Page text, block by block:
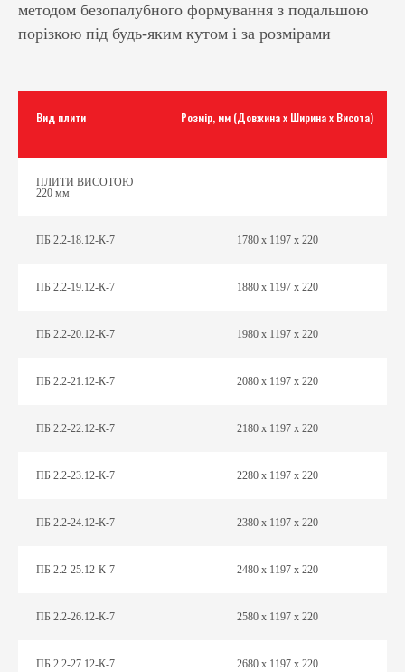
методом безопалубного формування з подальшою
порізкою під будь-яким кутом і за розмірами
Вид плити Розмір, мм (Довжина х Ширина х Висота)
ПЛИТИ ВИСОТОЮ
220 мм
ПБ 2.2-18.12-К-7 1780 х 1197 х 220
ПБ 2.2-19.12-К-7 1880 х 1197 х 220
ПБ 2.2-20.12-К-7 1980 х 1197 х 220
ПБ 2.2-21.12-К-7 2080 х 1197 х 220
ПБ 2.2-22.12-К-7 2180 х 1197 х 220
ПБ 2.2-23.12-К-7 2280 х 1197 х 220
ПБ 2.2-24.12-К-7 2380 х 1197 х 220
ПБ 2.2-25.12-К-7 2480 х 1197 х 220
ПБ 2.2-26.12-К-7 2580 х 1197 х 220
ПБ 2.2-27.12-К-7 2680 х 1197 х 220